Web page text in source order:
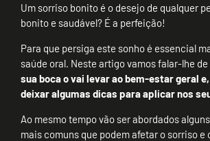
Um sorriso bonito é o desejo de qualquer
bonito e saudável? É a perfeição!
Para que persiga este sonho é essencial
saúde oral. Neste artigo vamos falar-lhe
sua boca o vai levar ao bem-estar geral
deixar algumas dicas para aplicar nos
Ao mesmo tempo vão ser abordados
mais comuns que podem afetar o sorriso e